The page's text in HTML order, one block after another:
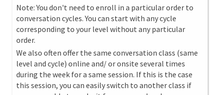
Note: You don't need to enroll in a particular order to
conversation cycles. You can start with any cycle
corresponding to your level without any particular
order.
We also often offer the same conversation class (same
level and cycle) online and/ or onsite several times
during the week for a same session. If this is the case
this session, you can easily switch to another class if